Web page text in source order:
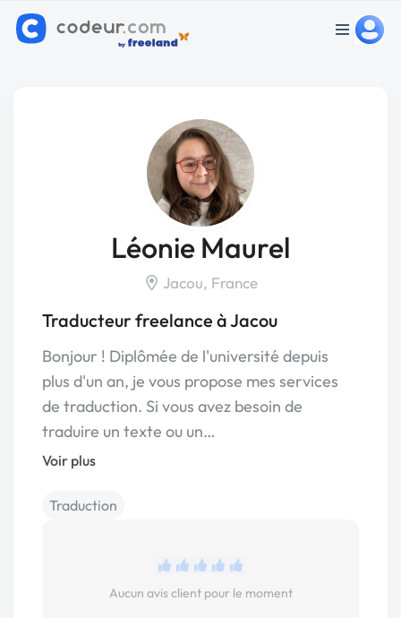
Léonie Maurel
Jacou, France
Traducteur freelance à Jacou
Bonjour ! Diplômée de l'université depuis
plus d'un an, je vous propose mes services
de traduction. Si vous avez besoin de
traduire un texte ou un…
Voir plus
Traduction
Aucun avis client pour le moment